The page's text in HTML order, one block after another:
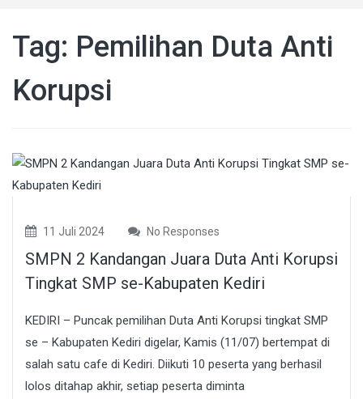
Tag: Pemilihan Duta Anti
Korupsi
11 Juli 2024 No Responses
SMPN 2 Kandangan Juara Duta Anti Korupsi
Tingkat SMP se-Kabupaten Kediri
KEDIRI – Puncak pemilihan Duta Anti Korupsi tingkat SMP
se – Kabupaten Kediri digelar, Kamis (11/07) bertempat di
salah satu cafe di Kediri. Diikuti 10 peserta yang berhasil
lolos ditahap akhir, setiap peserta diminta